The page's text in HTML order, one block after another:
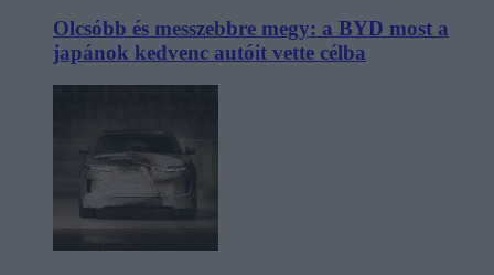
Olcsóbb és messzebbre megy: a BYD most a
japánok kedvenc autóit vette célba